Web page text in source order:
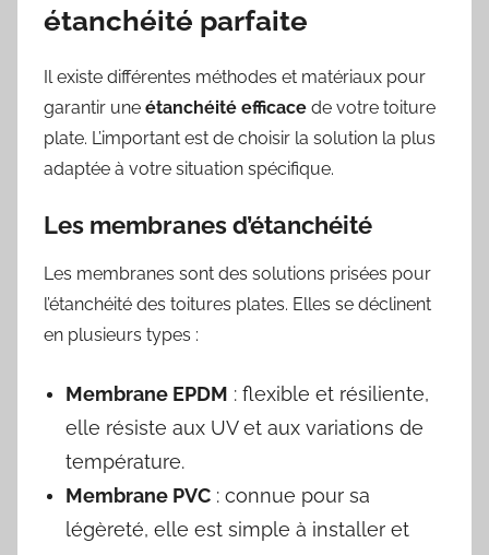
étanchéité parfaite
Il existe différentes méthodes et matériaux pour
garantir une étanchéité efficace de votre toiture
plate. L’important est de choisir la solution la plus
adaptée à votre situation spécifique.
Les membranes d’étanchéité
Les membranes sont des solutions prisées pour
l’étanchéité des toitures plates. Elles se déclinent
en plusieurs types :
Membrane EPDM : flexible et résiliente,
elle résiste aux UV et aux variations de
température.
Membrane PVC : connue pour sa
légèreté, elle est simple à installer et